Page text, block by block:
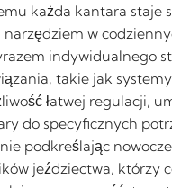
każda kantara staje
w
indywidualnego
takie jak systemy
łatwej regulacji,
do specyficznych
podkreślając
jeździectwa, którzy